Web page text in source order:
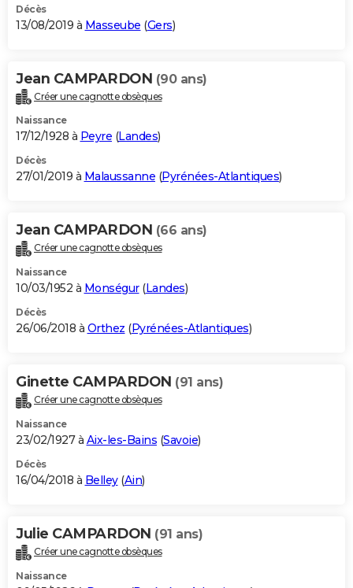
Décès
13/08/2019 à Masseube (Gers)
Jean CAMPARDON (90 ans)
Créer une cagnotte obsèques
Naissance
17/12/1928 à Peyre (Landes)
Décès
27/01/2019 à Malaussanne (Pyrénées-Atlantiques)
Jean CAMPARDON (66 ans)
Créer une cagnotte obsèques
Naissance
10/03/1952 à Monségur(Landes)
Décès
26/06/2018 à Orthez (Pyrénées-Atlantiques)
Ginette CAMPARDON (91 ans)
Créer une cagnotte obsèques
Naissance
23/02/1927 à Aix-les-Bains (Savoie)
Décès
16/04/2018 à Belley(Ain)
Julie CAMPARDON (91 ans)
Créer une cagnotte obsèques
Naissance